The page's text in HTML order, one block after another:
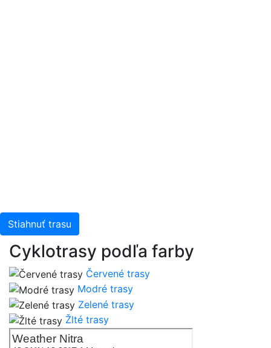
Stiahnuť trasu
Cyklotrasy podľa farby
Červené trasy
Modré trasy
Zelené trasy
Žlté trasy